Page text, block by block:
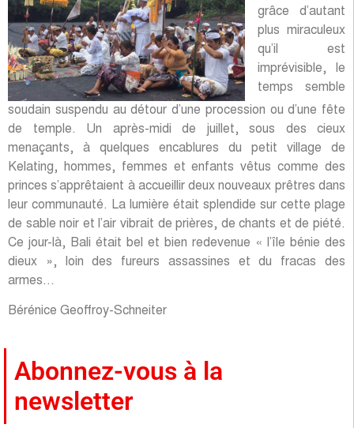
grâce d’autant
plus miraculeux
qu’il est
imprévisible, le
temps semble
soudain suspendu au détour d’une procession ou d’une fête
de temple. Un après-midi de juillet, sous des cieux
menaçants, à quelques encablures du petit village de
Kelating, hommes, femmes et enfants vêtus comme des
princes s’apprêtaient à accueillir deux nouveaux prêtres dans
leur communauté. La lumière était splendide sur cette plage
de sable noir et l’air vibrait de prières, de chants et de piété.
Ce jour-là, Bali était bel et bien redevenue « l’île bénie des
dieux », loin des fureurs assassines et du fracas des
armes…
Bérénice Geoffroy-Schneiter
Abonnez-vous à la
newsletter